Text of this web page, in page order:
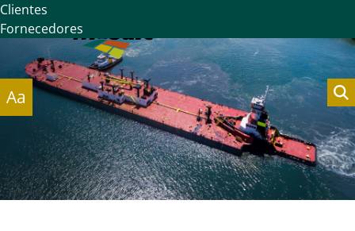
Clientes
Fornecedores
Aa